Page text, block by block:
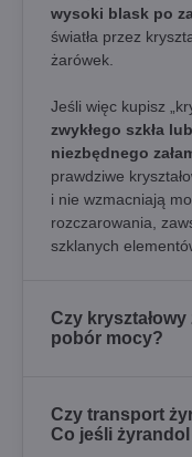
wysoki blask po
światła przez
żarówek.
Jeśli więc kupisz
zwykłego szkła
niezbędnego
prawdziwe
i nie wzmacniają
rozczarowania,
szklanych
Czy
pobór mocy?
Czy transport
Co jeśli